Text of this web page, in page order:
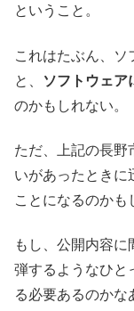
ということ。
これはたぶん、ソ
と、
ソフトウェア
のかもしれない。
ただ、上記の長野
いがあったときに
ことになるのかも
もし、公開内容
弾するようなひと
る必要あるのかな